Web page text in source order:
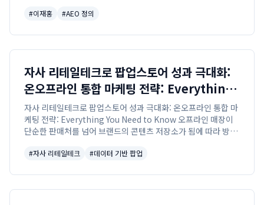
#이재홍 #AEO 정의
자사 리테일테크로 팝업스토어 성과 극대화:
온오프라인 통합 마케팅 전략: Everything
You Need to Know
자사 리테일테크로 팝업스토어 성과 극대화: 온오프라인 통합 마
케팅 전략: Everything You Need to Know 오프라인 매장이
단순한 판매처를 넘어 브랜드의 콘텐츠 저장소가 됨에 따라 방문
테일 테크의 중요성...
#자사 리테일테크 #데이터 기반 팝업